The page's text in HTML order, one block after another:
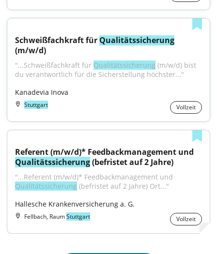
Schweißfachkraft für Qualitätssicherung
(m/w/d)
"...Schweißfachkraft für Qualitätssicherung (m/w/d) bist
du verantwortlich für die Sicherstellung höchster..."
Kanadevia Inova
Stuttgart Vollzeit
Qualitätssicherung (befristet auf 2 Jahre)
Qualitätssicherung (befristet auf 2 Jahre) Ort..."
Hallesche Krankenversicherung a. G.
Fellbach, RaumStuttgart Vollzeit